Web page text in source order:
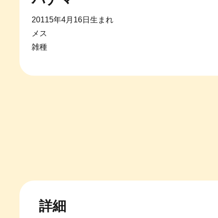
20115年4月16日生まれ
メス
雑種
詳細